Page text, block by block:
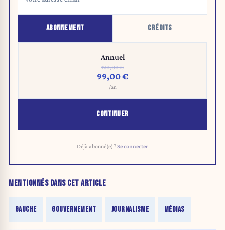
ABONNEMENT CRÉDITS
Annuel
120,00 €
99,00 €
/an
CONTINUER
Déjà abonné(e) ?Se connecter
MENTIONNÉS DANS CET ARTICLE
GAUCHE GOUVERNEMENT JOURNALISME MÉDIAS